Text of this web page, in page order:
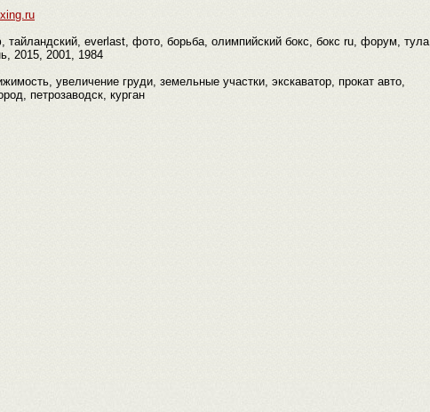
тайландский, everlast, фото, борьба, олимпийский бокс, бокс ru, форум, тула,
2015, 2001, 1984
увеличение груди, земельные участки, экскаватор, прокат авто,
петрозаводск, курган